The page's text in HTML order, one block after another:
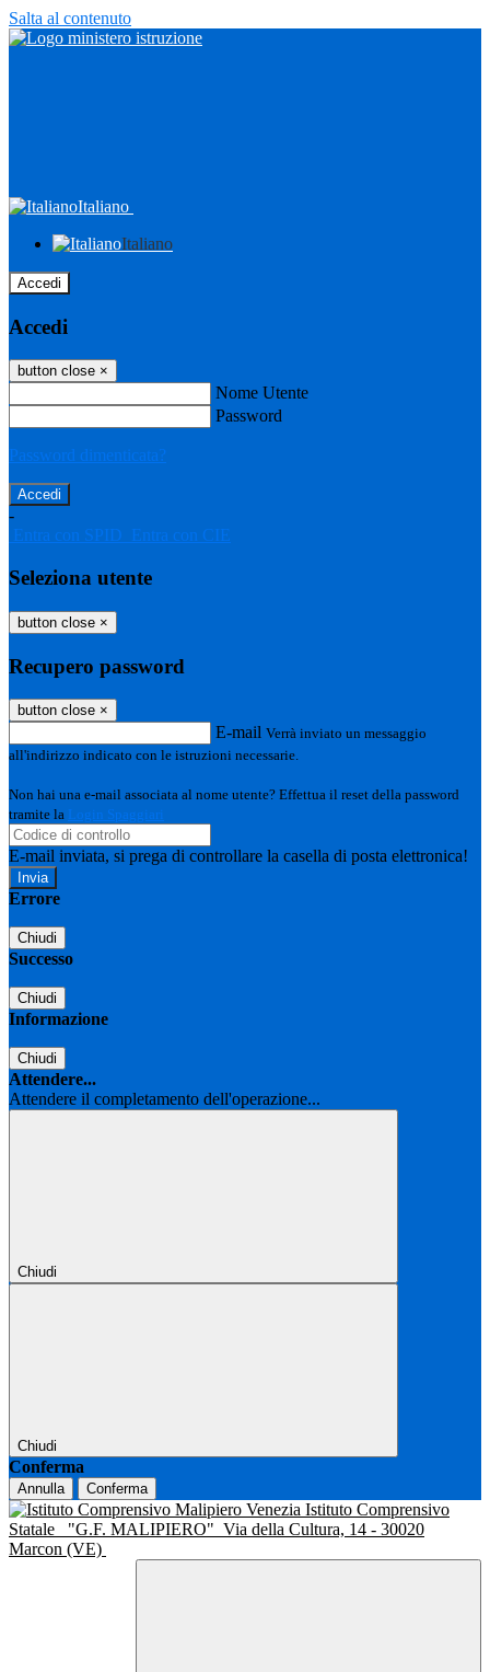
Salta al contenuto
Italiano
Italiano
Accedi
Accedi
button close ×
Nome Utente
Password
Password dimenticata?
-
Entra con SPID
Entra con CIE
Seleziona utente
button close ×
Recupero password
button close ×
E-mail Verrà inviato un messaggio
all'indirizzo indicato con le istruzioni necessarie.
Non hai una e-mail associata al nome utente? Effettua il reset della password
tramite la Login Spaggiari
E-mail inviata, si prega di controllare la casella di posta elettronica!
Errore
Chiudi
Successo
Chiudi
Informazione
Chiudi
Attendere...
Attendere il completamento dell'operazione...
Chiudi
Chiudi
Conferma
Annulla Conferma
Istituto Comprensivo
Statale
"G.F. MALIPIERO" Via della Cultura, 14 - 30020
Marcon (VE)